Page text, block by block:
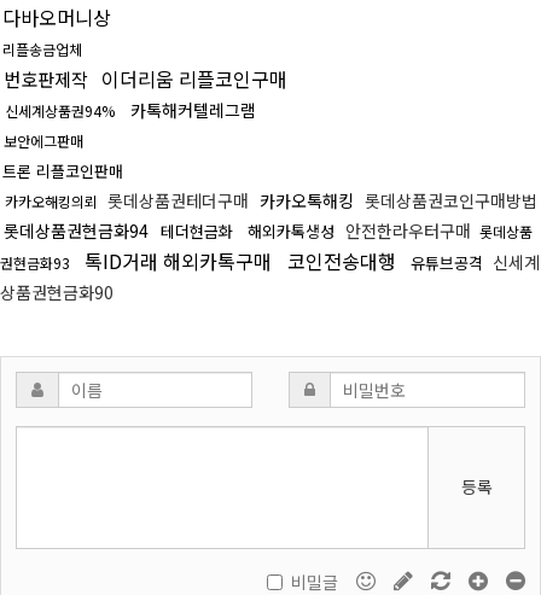
다바오머니상
리플송금업체
번호판제작 이더리움 리플코인구매
신세계상품권94% 카톡해커텔레그램
보안에그판매
트론 리플코인판매
카카오해킹의뢰 롯데상품권테더구매 카카오톡해킹 롯데상품권코인구매방법
롯데상품권현금화94 테더현금화 해외카톡생성 안전한라우터구매 롯데상품
권현금화93
톡ID거래 해외카톡구매 코인전송대행 유튜브공격 신세계
상품권현금화90
등록
비밀글